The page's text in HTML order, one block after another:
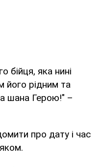
бійця, яка нині
його рідним та
шана Герою!" –
про дату і час